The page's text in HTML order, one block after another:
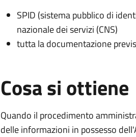
SPID (sistema pubblico di
nazionale dei servizi (CNS)
tutta la documentazione
Cosa si ottiene
Quando il procedimento
delle informazioni in possesso